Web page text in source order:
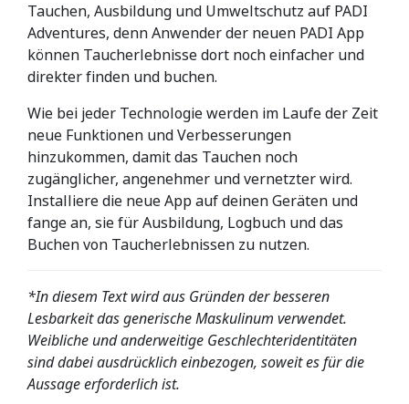
Tauchen, Ausbildung und Umweltschutz auf PADI
Adventures, denn Anwender der neuen PADI App
können Taucherlebnisse dort noch einfacher und
direkter finden und buchen.
Wie bei jeder Technologie werden im Laufe der Zeit
neue Funktionen und Verbesserungen
hinzukommen, damit das Tauchen noch
zugänglicher, angenehmer und vernetzter wird.
Installiere die neue App auf deinen Geräten und
fange an, sie für Ausbildung, Logbuch und das
Buchen von Taucherlebnissen zu nutzen.
*In diesem Text wird aus Gründen der besseren
Lesbarkeit das generische Maskulinum verwendet.
Weibliche und anderweitige Geschlechteridentitäten
sind dabei ausdrücklich einbezogen, soweit es für die
Aussage erforderlich ist.